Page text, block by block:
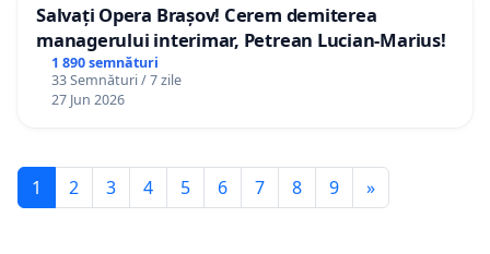
Salvați Opera Brașov! Cerem demiterea
managerului interimar, Petrean Lucian-Marius!
1 890 semnături
33 Semnături / 7 zile
27 Jun 2026
1 2 3 4 5 6 7 8 9 »